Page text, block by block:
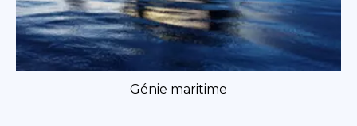
Génie maritime